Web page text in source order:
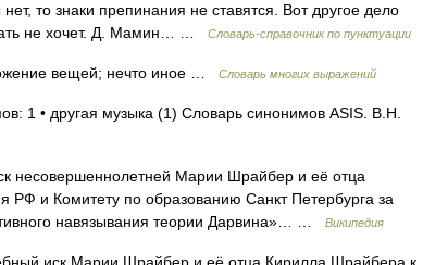
то знаки препинания не ставятся. Вот другое дело
не хочет. Д. Мамин… …
Словарь-справочник по пунктуации
вещей; нечто иное … Словарь многих выражений
1 • другая музыка (1) Словарь синонимов ASIS. В.Н.
несовершеннолетней Марии Шрайбер и её отца
РФ и Комитету по образованию Санкт Петербурга за
навязывания теории Дарвина»… …
Википедия